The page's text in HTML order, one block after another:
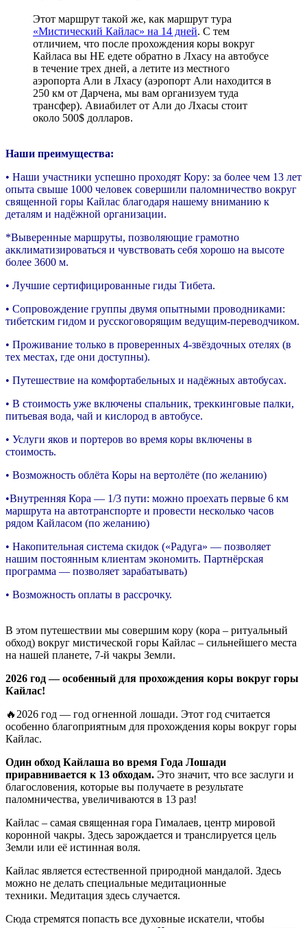
Этот маршрут такой же, как маршрут тура
«Мистический Кайлас» на 14 дней. С тем
отличием, что после прохождения коры вокруг
Кайласа вы НЕ едете обратно в Лхасу на автобусе
в течение трех дней, а летите из местного
аэропорта Али в Лхасу (аэропорт Али находится в
250 км от Дарчена, мы вам организуем туда
трансфер). Авиабилет от Али до Лхасы стоит
около 500$ долларов.
Наши преимущества:
• Наши участники успешно проходят Кору: за более чем 13 лет
опыта свыше 1000 человек совершили паломничество вокруг
священной горы Кайлас благодаря нашему вниманию к
деталям и надёжной организации.
*Выверенные маршруты, позволяющие грамотно
акклиматизироваться и чувствовать себя хорошо на высоте
более 3600 м.
• Лучшие сертифицированные гиды Тибета.
• Сопровождение группы двумя опытными проводниками:
тибетским гидом и русскоговорящим ведущим-переводчиком.
• Проживание только в проверенных 4-звёздочных отелях (в
тех местах, где они доступны).
• Путешествие на комфортабельных и надёжных автобусах.
• В стоимость уже включены спальник, треккинговые палки,
питьевая вода, чай и кислород в автобусе.
• Услуги яков и портеров во время коры включены в
стоимость.
• Возможность облёта Коры на вертолёте (по желанию)
•Внутренняя Кора — 1/3 пути: можно проехать первые 6 км
маршрута на автотранспорте и провести несколько часов
рядом Кайласом (по желанию)
• Накопительная система скидок («Радуга» — позволяет
нашим постоянным клиентам экономить. Партнёрская
программа — позволяет зарабатывать)
• Возможность оплаты в рассрочку.
В этом путешествии мы совершим кору (кора – ритуальный
обход) вокруг мистической горы Кайлас – сильнейшего места
на нашей планете, 7-й чакры Земли.
2026 год — особенный для прохождения коры вокруг горы
Кайлас!
🔥2026 год — год огненной лошади. Этот год считается
особенно благоприятным для прохождения коры вокруг горы
Кайлас.
Один обход Кайлаша во время Года Лошади
приравнивается к 13 обходам. Это значит, что все заслуги и
благословения, которые вы получаете в результате
паломничества, увеличиваются в 13 раз!
Кайлас – самая священная гора Гималаев, центр мировой
коронной чакры. Здесь зарождается и транслируется цель
Земли или её истинная воля.
Кайлас является естественной природной мандалой. Здесь
можно не делать специальные медитационные
техники. Медитация здесь случается.
Сюда стремятся попасть все духовные искатели, чтобы